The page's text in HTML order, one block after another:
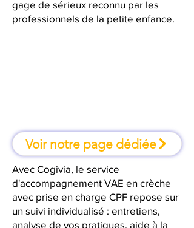
gage de sérieux reconnu par les
professionnels de la petite enfance.
Voir notre page dédiée
Avec Cogivia, le service
d'accompagnement VAE en crèche
avec prise en charge CPF repose sur
un suivi individualisé : entretiens,
analyse de vos pratiques, aide à la